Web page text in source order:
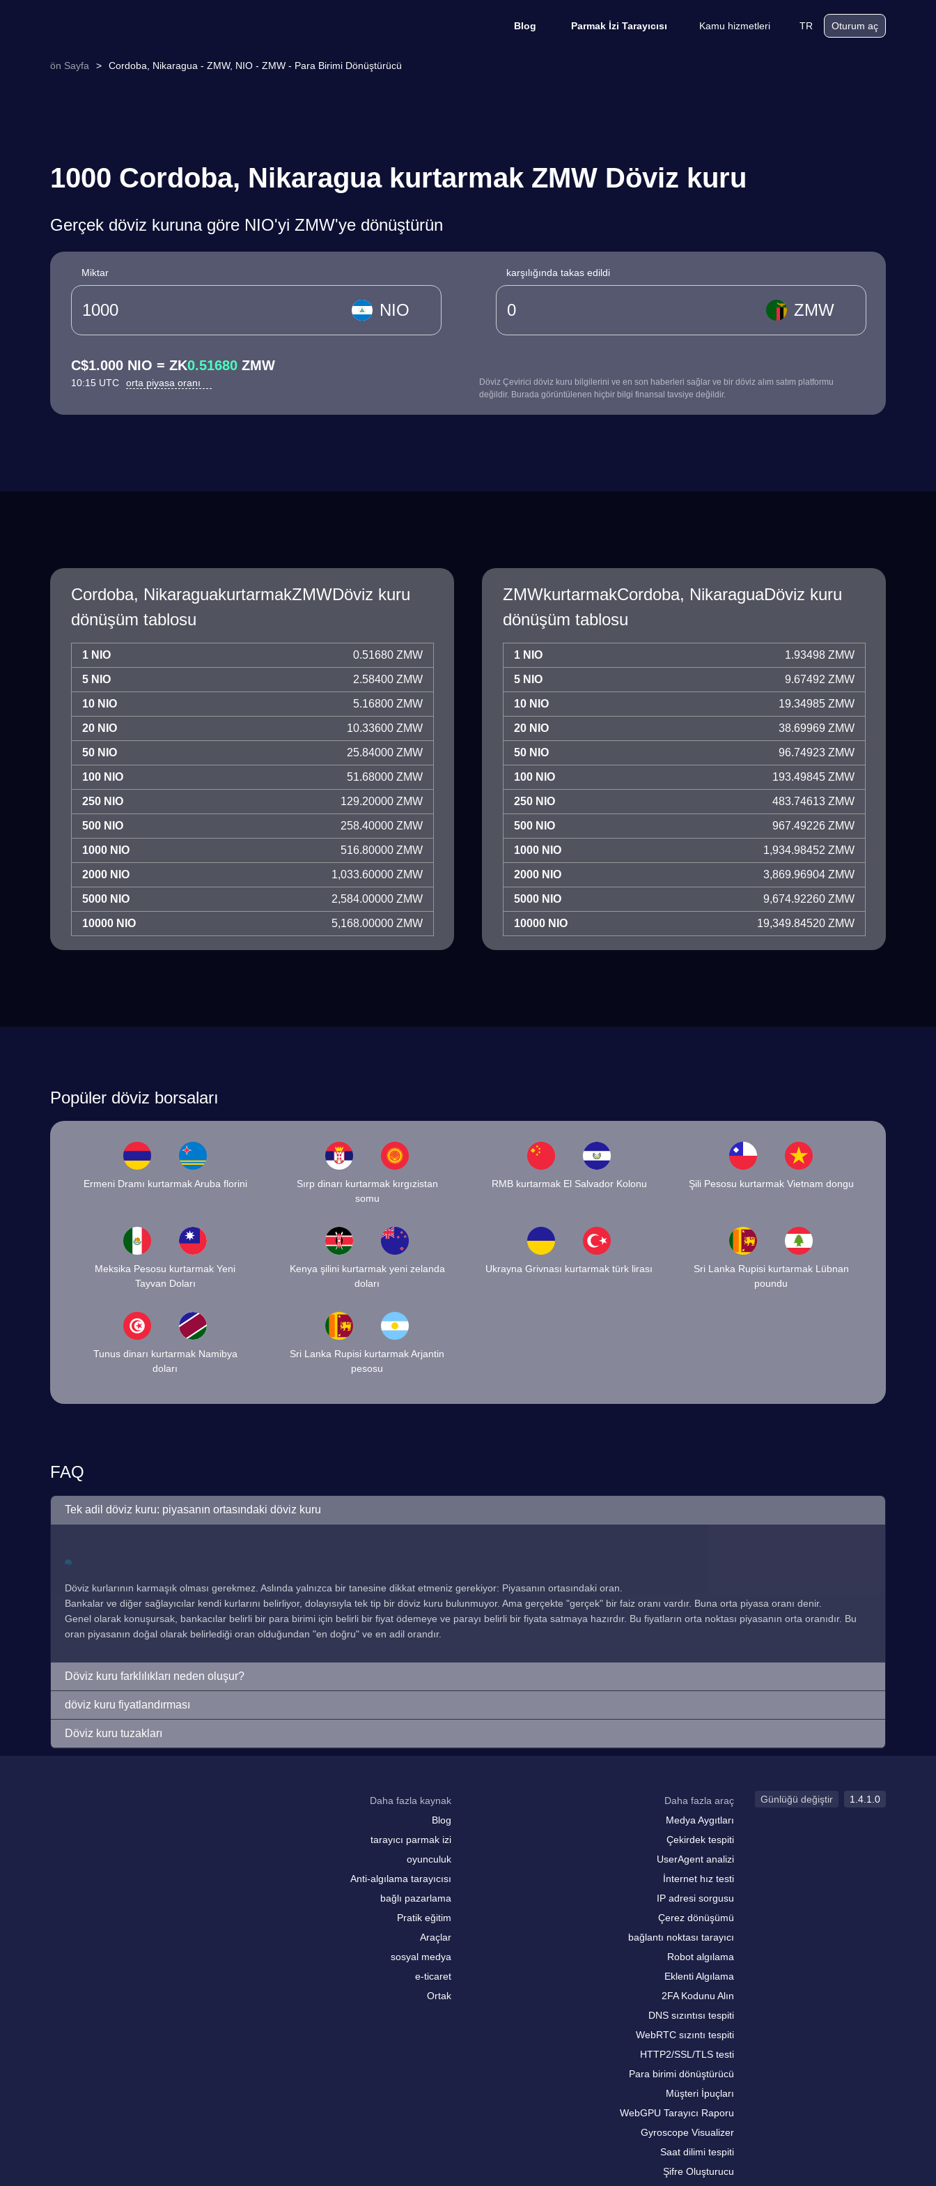
Blog Parmak İzi Tarayıcısı Kamu hizmetleri TR Oturum aç
ön Sayfa > Cordoba, Nikaragua - ZMW, NIO - ZMW - Para Birimi Dönüştürücü
1000 Cordoba, Nikaragua kurtarmak ZMW Döviz kuru
Gerçek döviz kuruna göre NIO'yi ZMW'ye dönüştürün
Miktar
NIO
karşılığında takas edildi
ZMW
C$1.000 NIO = ZK0.51680 ZMW
10:15 UTC orta piyasa oranı
Döviz Çevirici döviz kuru bilgilerini ve en son haberleri sağlar ve bir döviz alım satım platformu
değildir. Burada görüntülenen hiçbir bilgi finansal tavsiye değildir.
Cordoba, NikaraguakurtarmakZMWDöviz kuru
dönüşüm tablosu
1 NIO 0.51680 ZMW
5 NIO 2.58400 ZMW
10 NIO 5.16800 ZMW
20 NIO 10.33600 ZMW
50 NIO 25.84000 ZMW
100 NIO 51.68000 ZMW
250 NIO 129.20000 ZMW
500 NIO 258.40000 ZMW
1000 NIO 516.80000 ZMW
2000 NIO 1,033.60000 ZMW
5000 NIO 2,584.00000 ZMW
10000 NIO 5,168.00000 ZMW
ZMWkurtarmakCordoba, NikaraguaDöviz kuru
dönüşüm tablosu
1 NIO 1.93498 ZMW
5 NIO 9.67492 ZMW
10 NIO 19.34985 ZMW
20 NIO 38.69969 ZMW
50 NIO 96.74923 ZMW
100 NIO 193.49845 ZMW
250 NIO 483.74613 ZMW
500 NIO 967.49226 ZMW
1000 NIO 1,934.98452 ZMW
2000 NIO 3,869.96904 ZMW
5000 NIO 9,674.92260 ZMW
10000 NIO 19,349.84520 ZMW
Popüler döviz borsaları
Ermeni Dramı kurtarmak Aruba florini
Sırp dinarı kurtarmak kırgızistan
somu
RMB kurtarmak El Salvador Kolonu Şili Pesosu kurtarmak Vietnam dongu
Meksika Pesosu kurtarmak Yeni
Tayvan Doları
Kenya şilini kurtarmak yeni zelanda
doları
Ukrayna Grivnası kurtarmak türk lirası
Sri Lanka Rupisi kurtarmak Lübnan
poundu
Tunus dinarı kurtarmak Namibya
doları
Sri Lanka Rupisi kurtarmak Arjantin
pesosu
FAQ
Tek adil döviz kuru: piyasanın ortasındaki döviz kuru
Döviz kurlarının karmaşık olması gerekmez. Aslında yalnızca bir tanesine dikkat etmeniz gerekiyor: Piyasanın ortasındaki oran.
Bankalar ve diğer sağlayıcılar kendi kurlarını belirliyor, dolayısıyla tek tip bir döviz kuru bulunmuyor. Ama gerçekte "gerçek" bir faiz oranı vardır. Buna orta piyasa oranı denir.
Genel olarak konuşursak, bankacılar belirli bir para birimi için belirli bir fiyat ödemeye ve parayı belirli bir fiyata satmaya hazırdır. Bu fiyatların orta noktası piyasanın orta oranıdır. Bu
oran piyasanın doğal olarak belirlediği oran olduğundan "en doğru" ve en adil orandır.
Döviz kuru farklılıkları neden oluşur?
döviz kuru fiyatlandırması
Döviz kuru tuzakları
Daha fazla kaynak
Blog
tarayıcı parmak izi
oyunculuk
Anti-algılama tarayıcısı
bağlı pazarlama
Pratik eğitim
Araçlar
sosyal medya
e-ticaret
Ortak
Daha fazla araç
Medya Aygıtları
Çekirdek tespiti
UserAgent analizi
İnternet hız testi
IP adresi sorgusu
Çerez dönüşümü
bağlantı noktası tarayıcı
Robot algılama
Eklenti Algılama
2FA Kodunu Alın
DNS sızıntısı tespiti
WebRTC sızıntı tespiti
HTTP2/SSL/TLS testi
Para birimi dönüştürücü
Müşteri İpuçları
WebGPU Tarayıcı Raporu
Gyroscope Visualizer
Saat dilimi tespiti
Şifre Oluşturucu
Günlüğü değiştir 1.4.1.0